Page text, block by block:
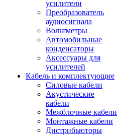
усилители
Преобразователь
аудиосигнала
Вольтметры
Автомобильные
конденсаторы
Аксессуары для
усилителей
Кабель и комплектующие
Силовые кабели
Акустические
кабели
Межблочные кабели
Монтажные кабели
Дистрибьюторы